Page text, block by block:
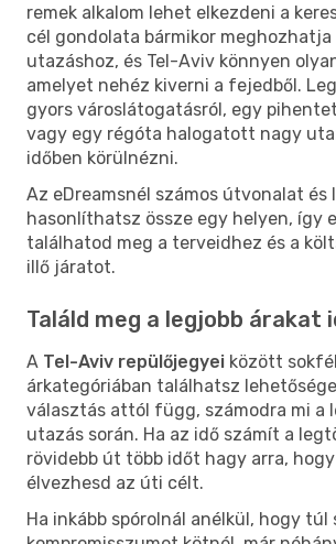
remek alkalom lehet elkezdeni a
cél gondolata bármikor meghozhatja
utazáshoz, és Tel-Aviv könnyen
amelyet nehéz kiverni a fejedből.
gyors városlátogatásról, egy
vagy egy régóta halogatott nagy
időben körülnézni.
Az eDreamsnél számos útvonalat és
hasonlíthatsz össze egy helyen, így
találhatod meg a terveidhez és a
illő járatot.
Találd meg a legjobb árakat
A Tel-Aviv repülőjegyei között
árkategóriában találhatsz
választás attól függ, számodra mi a
utazás során. Ha az idő számít a
rövidebb út több időt hagy arra,
élvezhesd az úti célt.
Ha inkább spórolnál anélkül, hogy túl